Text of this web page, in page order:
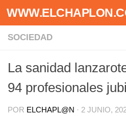
Saltar al contenido
SOCIEDAD
La sanidad
94 profesionales
POR ELCHAPL@N · 2 JUNIO,